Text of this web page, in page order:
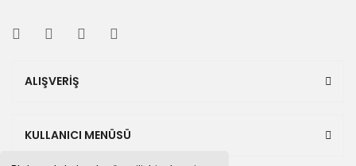
ALIŞVERİŞ
KULLANICI MENÜSÜ